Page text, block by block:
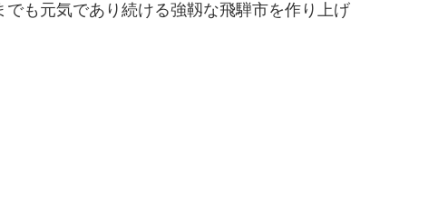
も元気であり続ける強靱な飛騨市を作り上げ